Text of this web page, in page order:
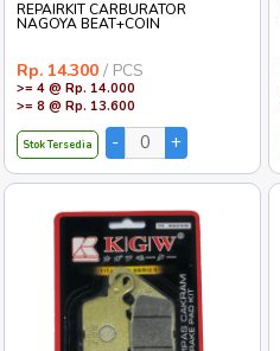
REPAIRKIT CARBURATOR
NAGOYA BEAT+COIN
Rp. 14.300 / PCS
>= 4 @ Rp. 14.000
>= 8 @ Rp. 13.600
Stok Tersedia